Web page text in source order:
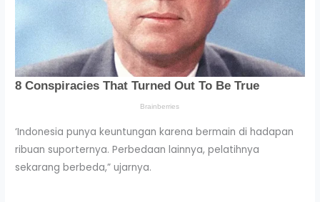
‘Indonesia punya keuntungan karena bermain di hadapan
ribuan suporternya. Perbedaan lainnya, pelatihnya
sekarang berbeda,” ujarnya.